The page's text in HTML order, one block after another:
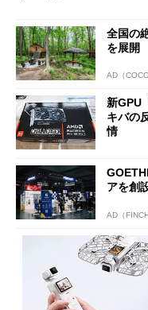
全国の
を展開
AD（
新GPU
キバの
情
アを創
AD（